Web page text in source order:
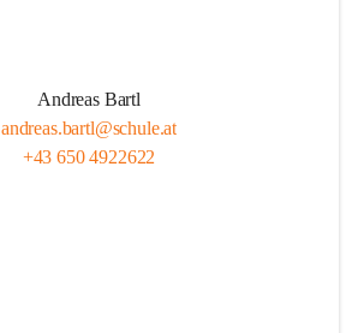
Andreas Bartl
andreas.bartl@schule.at
+43 650 4922622